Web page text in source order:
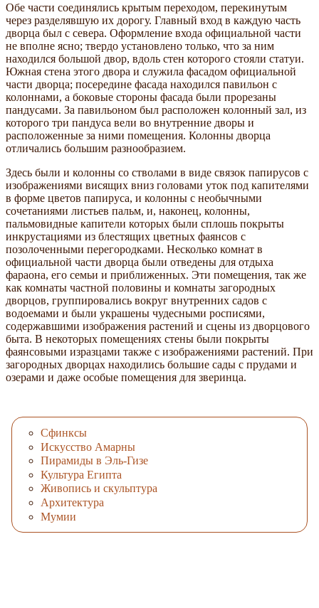
Обе части соединялись крытым переходом, перекинутым
через разделявшую их дорогу. Главный вход в каждую часть
дворца был с севера. Оформление входа официальной части
не вполне ясно; твердо установлено только, что за ним
находился большой двор, вдоль стен которого стояли статуи.
Южная стена этого двора и служила фасадом официальной
части дворца; посередине фасада находился павильон с
колоннами, а боковые стороны фасада были прорезаны
пандусами. За павильоном был расположен колонный зал, из
которого три пандуса вели во внутренние дворы и
расположенные за ними помещения. Колонны дворца
отличались большим разнообразием.
Здесь были и колонны со стволами в виде связок папирусов с
изображениями висящих вниз головами уток под капителями
в форме цветов папируса, и колонны с необычными
сочетаниями листьев пальм, и, наконец, колонны,
пальмовидные капители которых были сплошь покрыты
инкрустациями из блестящих цветных фаянсов с
позолоченными перегородками. Несколько комнат в
официальной части дворца были отведены для отдыха
фараона, его семьи и приближенных. Эти помещения, так же
как комнаты частной половины и комнаты загородных
дворцов, группировались вокруг внутренних садов с
водоемами и были украшены чудесными росписями,
содержавшими изображения растений и сцены из дворцового
быта. В некоторых помещениях стены были покрыты
фаянсовыми изразцами также с изображениями растений. При
загородных дворцах находились большие сады с прудами и
озерами и даже особые помещения для зверинца.
Сфинксы
Искусство Амарны
Пирамиды в Эль-Гизе
Культура Египта
Живопись и скульптура
Архитектура
Мумии